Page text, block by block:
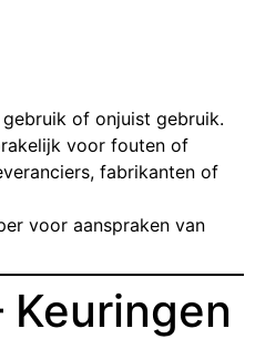
of onjuist gebruik.
voor fouten of
fabrikanten of
voor aanspraken van
Keuringen